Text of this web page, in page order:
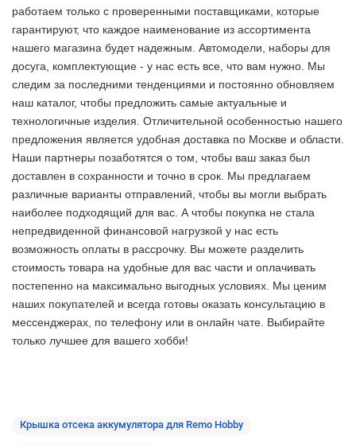
работаем только с проверенными поставщиками, которые
гарантируют, что каждое наименование из ассортимента
нашего магазина будет надежным. Автомодели, наборы для
досуга, комплектующие - у нас есть все, что вам нужно. Мы
следим за последними тенденциями и постоянно обновляем
наш каталог, чтобы предложить самые актуальные и
технологичные изделия. Отличительной особенностью нашего
предложения является удобная доставка по Москве и области.
Наши партнеры позаботятся о том, чтобы ваш заказ был
доставлен в сохранности и точно в срок. Мы предлагаем
различные варианты отправлений, чтобы вы могли выбрать
наиболее подходящий для вас. А чтобы покупка не стала
непредвиденной финансовой нагрузкой у нас есть
возможность оплаты в рассрочку. Вы можете разделить
стоимость товара на удобные для вас части и оплачивать
постепенно на максимально выгодных условиях. Мы ценим
наших покупателей и всегда готовы оказать консультацию в
мессенджерах, по телефону или в онлайн чате. Выбирайте
только лучшее для вашего хобби!
Крышка отсека аккумулятора для Remo Hobby
2 недели